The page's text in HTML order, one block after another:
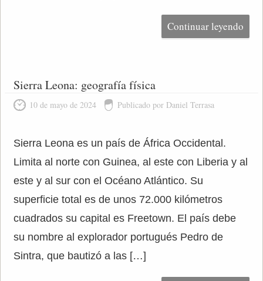
Continuar leyendo
Sierra Leona: geografía física
10 de mayo de 2024 Publicado por Daniel Terrasa
Sierra Leona es un país de África Occidental.
Limita al norte con Guinea, al este con Liberia y al
este y al sur con el Océano Atlántico. Su
superficie total es de unos 72.000 kilómetros
cuadrados su capital es Freetown. El país debe
su nombre al explorador portugués Pedro de
Sintra, que bautizó a las […]